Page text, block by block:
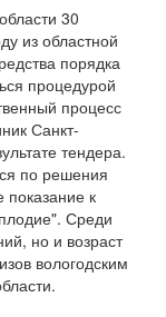
30
из областной
порядка
процедурой
процесс
Санкт-
тендера.
по решения
к
Среди
но и возраст
вологодским